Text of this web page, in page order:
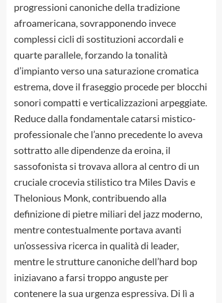
progressioni canoniche della tradizione
afroamericana, sovrapponendo invece
complessi cicli di sostituzioni accordali e
quarte parallele, forzando la tonalità
d’impianto verso una saturazione cromatica
estrema, dove il fraseggio procede per blocchi
sonori compatti e verticalizzazioni arpeggiate.
Reduce dalla fondamentale catarsi mistico-
professionale che l’anno precedente lo aveva
sottratto alle dipendenze da eroina, il
sassofonista si trovava allora al centro di un
cruciale crocevia stilistico tra Miles Davis e
Thelonious Monk, contribuendo alla
definizione di pietre miliari del jazz moderno,
mentre contestualmente portava avanti
un’ossessiva ricerca in qualità di leader,
mentre le strutture canoniche dell’hard bop
iniziavano a farsi troppo anguste per
contenere la sua urgenza espressiva. Di lì a